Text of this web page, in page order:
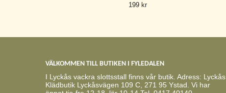
199 kr
VÄLKOMMEN TILL BUTIKEN I FYLEDALEN
I Lyckås vackra slottsstall finns vår butik. Adress: Lyckås
Klädbutik Lyckåsvägen 109 C, 271 95 Ystad. Vi har